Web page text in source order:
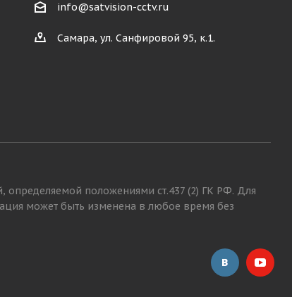
info@satvision-cctv.ru
Самара, ул. Санфировой 95, к.1.
определяемой положениями ст.437 (2) ГК РФ. Для
может быть изменена в любое время без